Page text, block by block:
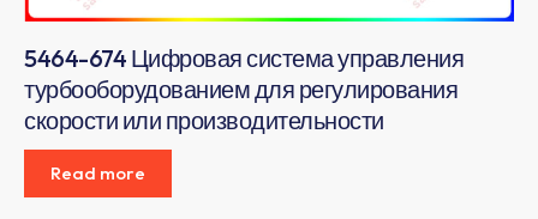
5464-674 Цифровая система управления
турбооборудованием для регулирования
скорости или производительности
Read more